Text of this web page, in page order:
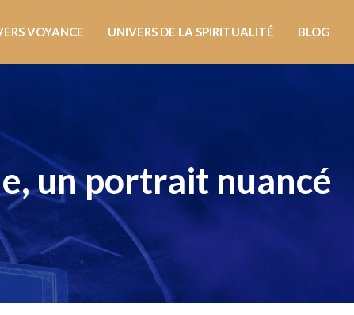
VOYANCE UNIVERS DE LA SPIRITUALITÉ BLOG
un portrait nuancé